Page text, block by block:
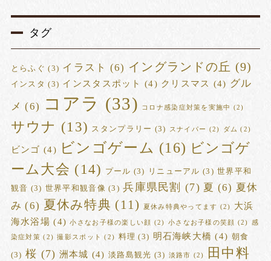
タグ
とらふぐ (3) イラスト (6) イングランドの丘 (9)
インスタ (3) インスタスポット (4) クリスマス (4) グル
メ (6) コアラ (33) コロナ感染症対策を実施中 (2)
サウナ (13) スタンプラリー (3) スナイパー (2) ダム (2)
ビンゴ (4) ビンゴゲーム (16) ビンゴゲ
ーム大会 (14) プール (3) リニューアル (3) 世界平和
観音 (3) 世界平和観音像 (3) 兵庫県民割 (7) 夏 (6) 夏休
み (6) 夏休み特典 (11) 夏休み特典やってます (2)
大浜
海水浴場 (4) 小さなお子様の楽しい顔 (2) 小さなお子様の笑顔 (2) 感
染症対策 (2) 撮影スポット (2) 料理 (3) 明石海峡大橋 (4) 朝食
(3) 桜 (7) 洲本城 (4) 淡路島観光 (3) 淡路市 (2)
田中料